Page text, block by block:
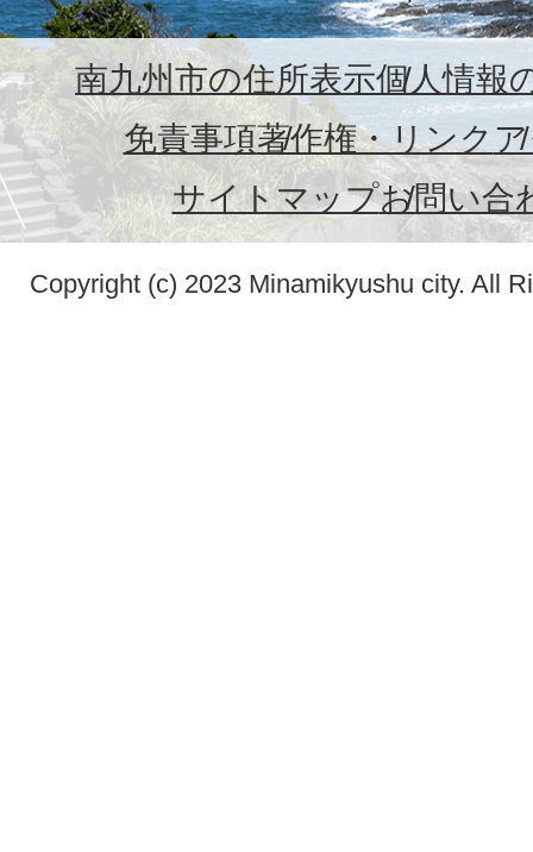
南九州市の住所表示個人情報
免責事項著作権・リンク
サイトマップお問い合
Copyright (c) 2023 Minamikyushu city. All